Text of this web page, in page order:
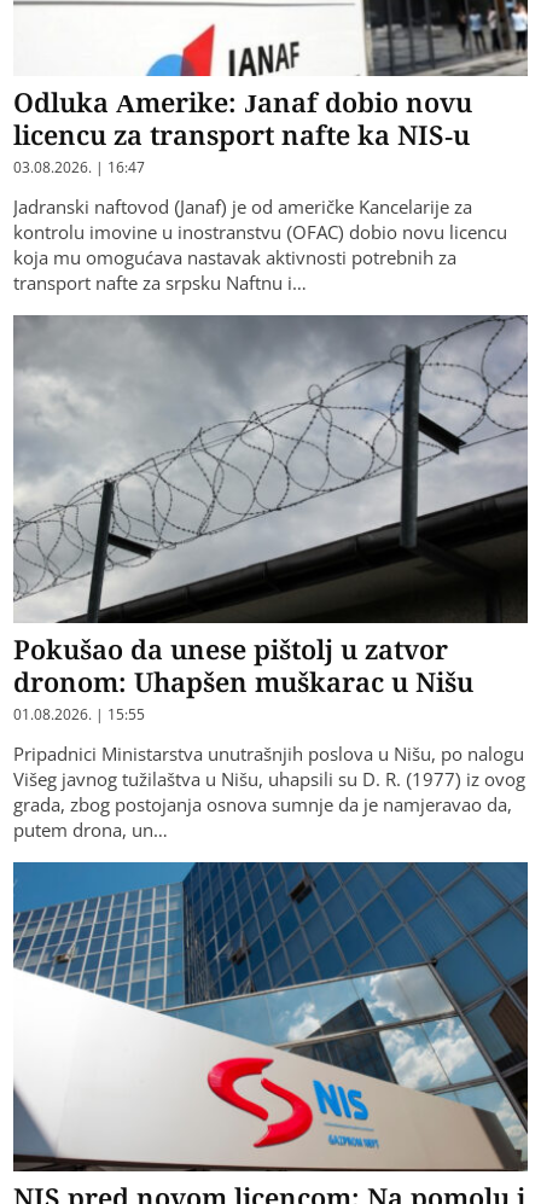
Odluka Amerike: Janaf dobio novu
licencu za transport nafte ka NIS-u
03.08.2026. | 16:47
Jadranski naftovod (Janaf) je od američke Kancelarije za
kontrolu imovine u inostranstvu (OFAC) dobio novu licencu
koja mu omogućava nastavak aktivnosti potrebnih za
transport nafte za srpsku Naftnu i…
Pokušao da unese pištolj u zatvor
dronom: Uhapšen muškarac u Nišu
01.08.2026. | 15:55
Pripadnici Ministarstva unutrašnjih poslova u Nišu, po nalogu
Višeg javnog tužilaštva u Nišu, uhapsili su D. R. (1977) iz ovog
grada, zbog postojanja osnova sumnje da je namjeravao da,
putem drona, un…
NIS pred novom licencom: Na pomolu i